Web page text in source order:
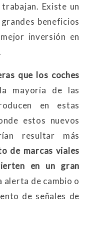
Existe un
beneficios
inversión en
que los coches
mayoría de las
en estas
estos nuevos
resultar más
de marcas viales
en un gran
alerta de cambio o
de señales de